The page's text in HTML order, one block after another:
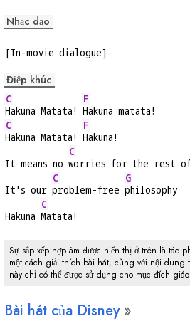
Nhạc dạo
[In-movie dialogue]
Điệp khúc
C
Hakuna Matata!
F
Hakuna matata!
C
Hakuna Matata!
F
Hakuna!
It means no
C
worries for the rest
It's our
C
problem-free
G
philosophy
Hakuna
C
Matata!
Sự sắp xếp hợp âm được hiển thị ở trên là tác
một cách giải thích bài hát, cùng với nội dung
này chỉ có thể được sử dụng cho mục đích
Bài hát của Disney